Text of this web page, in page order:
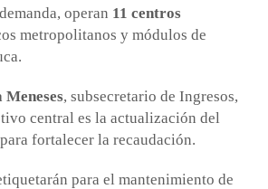
operan 11 centros
metropolitanos y módulos de
, subsecretario de Ingresos,
central es la actualización del
fortalecer la recaudación.
para el mantenimiento de